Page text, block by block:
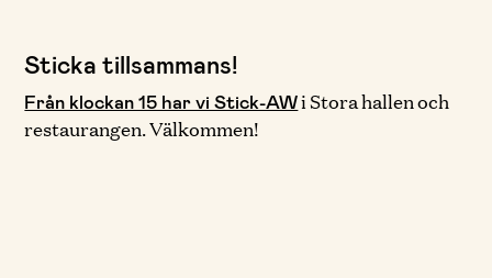
Sticka tillsammans!
Från klockan 15 har vi Stick-AWi Stora hallen och
restaurangen. Välkommen!